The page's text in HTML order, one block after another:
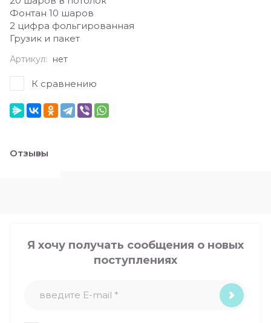
Фонтан 10 шаров
2 цифра фольгированная
Грузик и пакет
Артикул: нет
К сравнению
Отзывы
Я хочу получать сообщения о новых
поступлениях